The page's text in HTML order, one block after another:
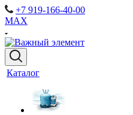
+7 919-166-40-00
MAX
Каталог